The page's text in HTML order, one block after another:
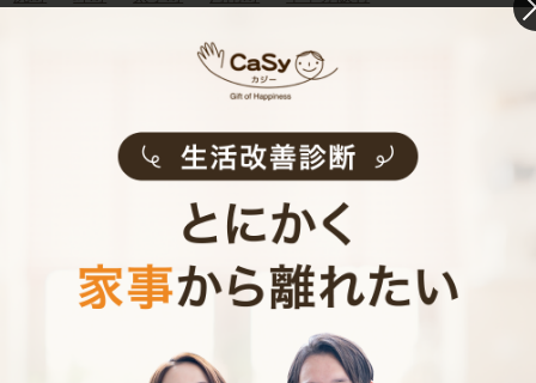
大阪府近郊の提供エリア情報
此花区 ・ ・ ・
・東淀川区 ・東成区
・住之江区・平野区・ 北区・ 中央区
・西区 ・北区・